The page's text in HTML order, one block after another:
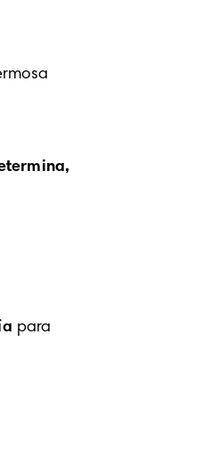
para